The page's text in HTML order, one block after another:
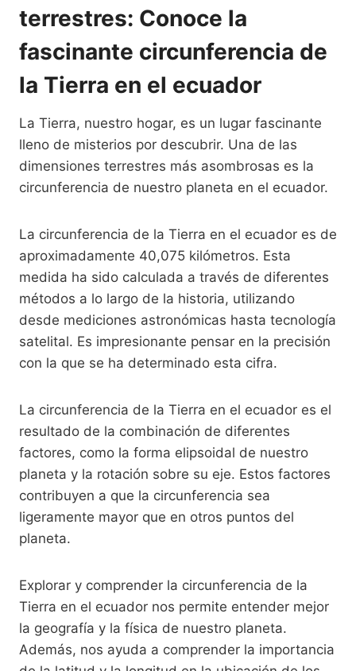
terrestres: Conoce la
fascinante circunferencia de
la Tierra en el ecuador
La Tierra, nuestro hogar, es un lugar fascinante
lleno de misterios por descubrir. Una de las
dimensiones terrestres más asombrosas es la
circunferencia de nuestro planeta en el ecuador.
La circunferencia de la Tierra en el ecuador es de
aproximadamente 40,075 kilómetros. Esta
medida ha sido calculada a través de diferentes
métodos a lo largo de la historia, utilizando
desde mediciones astronómicas hasta tecnología
satelital. Es impresionante pensar en la precisión
con la que se ha determinado esta cifra.
La circunferencia de la Tierra en el ecuador es el
resultado de la combinación de diferentes
factores, como la forma elipsoidal de nuestro
planeta y la rotación sobre su eje. Estos factores
contribuyen a que la circunferencia sea
ligeramente mayor que en otros puntos del
planeta.
Explorar y comprender la circunferencia de la
Tierra en el ecuador nos permite entender mejor
la geografía y la física de nuestro planeta.
Además, nos ayuda a comprender la importancia